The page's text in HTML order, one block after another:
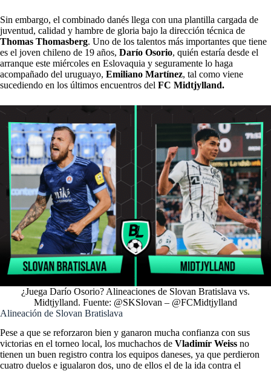
Sin embargo, el combinado danés llega con una plantilla cargada de
juventud, calidad y hambre de gloria bajo la dirección técnica de
Thomas Thomasberg. Uno de los talentos más importantes que tiene
es el joven chileno de 19 años, Darío Osorio, quién estaría desde el
arranque este miércoles en Eslovaquia y seguramente lo haga
acompañado del uruguayo, Emiliano Martínez, tal como viene
sucediendo en los últimos encuentros del FC Midtjylland.
¿Juega Darío Osorio? Alineaciones de Slovan Bratislava vs.
Midtjylland. Fuente: @SKSlovan – @FCMidtjylland
Alineación de Slovan Bratislava
Pese a que se reforzaron bien y ganaron mucha confianza con sus
victorias en el torneo local, los muchachos de Vladimír Weiss no
tienen un buen registro contra los equipos daneses, ya que perdieron
cuatro duelos e igualaron dos, uno de ellos el de la ida contra el